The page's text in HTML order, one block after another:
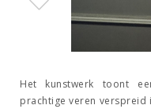
Het kunstwerk toont
prachtige veren verspreid